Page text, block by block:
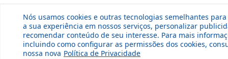
Nós usamos cookies e outras tecnologias semelhantes
a sua experiência em nossos serviços, personalizar
recomendar conteúdo de seu interesse. Para mais
incluindo como configurar as permissões dos cookies,
nossa nova Política de Privacidade